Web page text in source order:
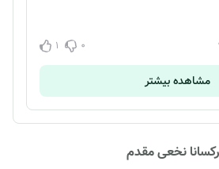
0
1
مشاهده بیشتر
نخعی مقدم